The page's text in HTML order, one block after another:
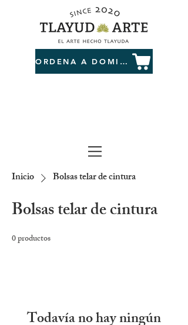
ORDENA A DOMICILIO
Inicio Bolsas telar de cintura
Bolsas telar de cintura
0 productos
Todavía no hay ningún